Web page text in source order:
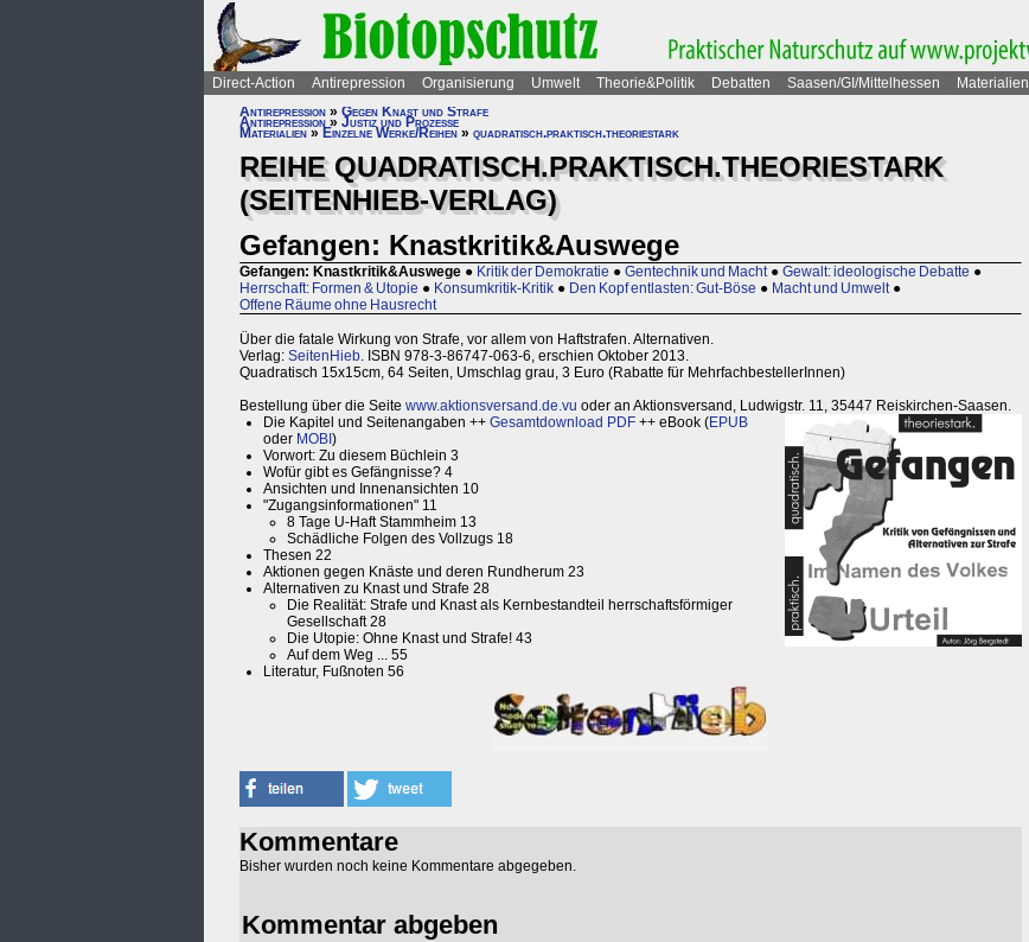
Direct-Action Antirepression Organisierung Umwelt Theorie&Politik Debatten Saasen/GI/Mittelhessen Materialien
Antirepression » Gegen Knast und Strafe
Antirepression » Justiz und Prozesse
Materialien » Einzelne Werke/Reihen » quadratisch.praktisch.theoriestark
REIHE QUADRATISCH.PRAKTISCH.THEORIESTARK
(SEITENHIEB-VERLAG)
Gefangen: Knastkritik&Auswege
Gefangen: Knastkritik&Auswege ● Kritik der Demokratie ● Gentechnik und Macht ● Gewalt: ideologische Debatte ●
Herrschaft: Formen & Utopie ● Konsumkritik-Kritik ● Den Kopf entlasten: Gut-Böse ● Macht und Umwelt ●
Offene Räume ohne Hausrecht
Über die fatale Wirkung von Strafe, vor allem von Haftstrafen. Alternativen.
Verlag: SeitenHieb. ISBN 978-3-86747-063-6, erschien Oktober 2013.
Quadratisch 15x15cm, 64 Seiten, Umschlag grau, 3 Euro (Rabatte für MehrfachbestellerInnen)
Bestellung über die Seite www.aktionsversand.de.vu oder an Aktionsversand, Ludwigstr. 11, 35447 Reiskirchen-Saasen.
Die Kapitel und Seitenangaben ++ Gesamtdownload PDF ++ eBook (EPUB
oder MOBI )
Vorwort: Zu diesem Büchlein 3
Wofür gibt es Gefängnisse? 4
Ansichten und Innenansichten 10
"Zugangsinformationen" 11
8 Tage U-Haft Stammheim 13
Schädliche Folgen des Vollzugs 18
Thesen 22
Aktionen gegen Knäste und deren Rundherum 23
Alternativen zu Knast und Strafe 28
Die Realität: Strafe und Knast als Kernbestandteil herrschaftsförmiger
Gesellschaft 28
Die Utopie: Ohne Knast und Strafe! 43
Auf dem Weg ... 55
Literatur, Fußnoten 56
Kommentare
Bisher wurden noch keine Kommentare abgegeben.
Kommentar abgeben